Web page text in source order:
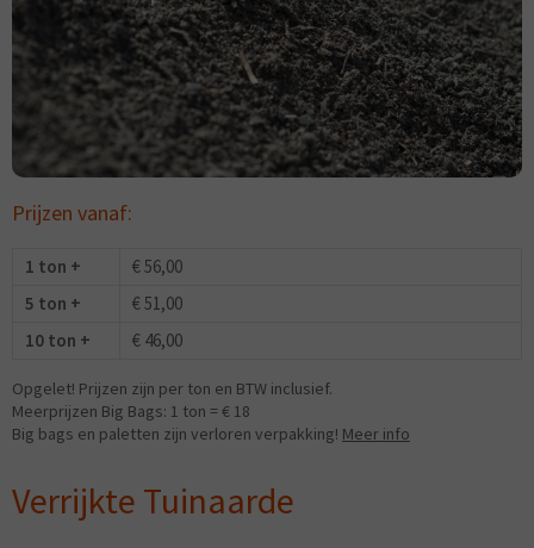
Prijzen vanaf:
1 ton +
€ 56,00
5 ton +
€ 51,00
10 ton +
€ 46,00
Opgelet! Prijzen zijn per ton en BTW inclusief.
Meerprijzen Big Bags: 1 ton = € 18
Big bags en paletten zijn verloren verpakking! Meer info
Verrijkte Tuinaarde